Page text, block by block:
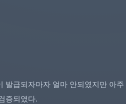
발급되자마자 얼마 안되였지만 아주
증되였다.